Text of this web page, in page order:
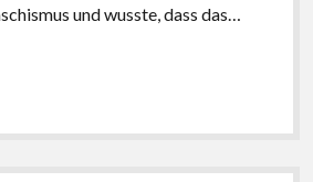
muslimisch, lechts, rinks,
patriotisch: deutsch
zu Deutschland. Essays
und Israel
A Specific Phenomenon.
und wusste, dass das…